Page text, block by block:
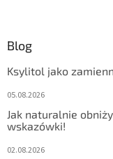
Blog
Ksylitol jako
05.08.2026
Jak naturalnie
wskazówki!
02.08.2026